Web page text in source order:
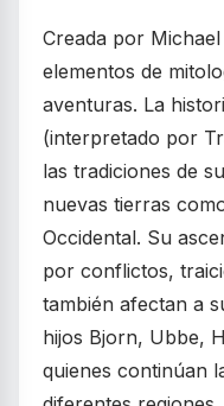
Creada por
elementos de
aventuras. La
(interpretado por
las tradiciones de
nuevas tierras
Occidental. Su
por conflictos,
también afectan a
hijos Bjorn, Ubbe,
quienes continúan